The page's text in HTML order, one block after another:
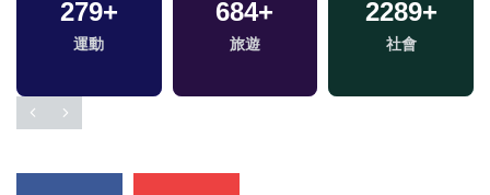
279+
運動
684+
旅遊
2289+
社會